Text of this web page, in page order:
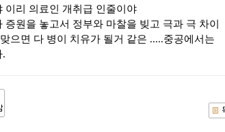
이리 의료인 개취급 인줄이야
원을 놓고서 정부와 마찰을 빚고 극과 극 차이
으면 다 병이 치유가 될거 같은 .....중공에서는
.